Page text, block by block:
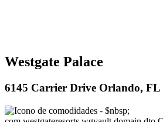
Westgate Palace
6145 Carrier Drive Orlando, FL